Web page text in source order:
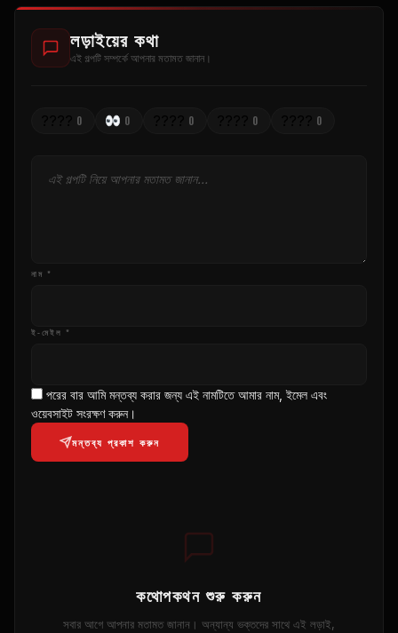
লড়াইয়ের কথা
এই গল্পটি সম্পর্কে আপনার মতামত জানান।
0 0 0 0 0
নাম *
ই-মেইল *
পরের বার আমি মন্তব্য করার জন্য এই নামটিতে আমার নাম, ইমেল এবং
ওয়েবসাইট সংরক্ষণ করুন।
মন্তব্য প্রকাশ করুন
কথোপকথন শুরু করুন
সবার আগে আপনার মতামত জানান। অন্যান্য ভক্তদের সাথে এই লড়াই,